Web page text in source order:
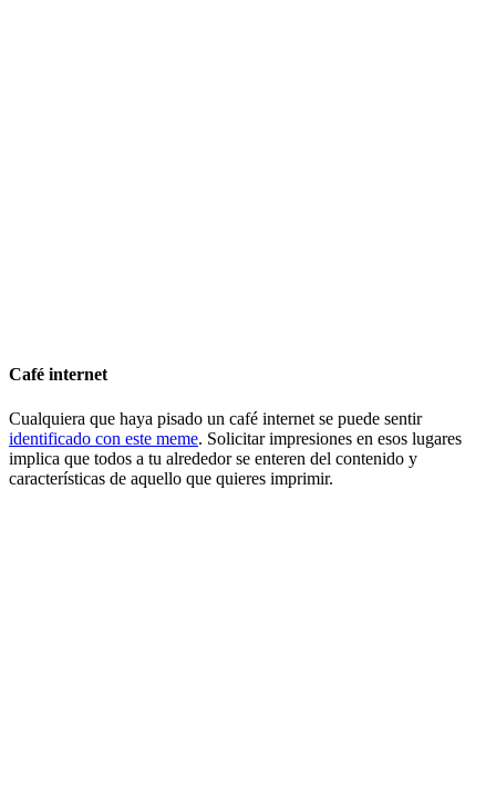
Café internet
Cualquiera que haya pisado un café internet se puede sentir
identificado con este meme. Solicitar impresiones en esos lugares
implica que todos a tu alrededor se enteren del contenido y
características de aquello que quieres imprimir.